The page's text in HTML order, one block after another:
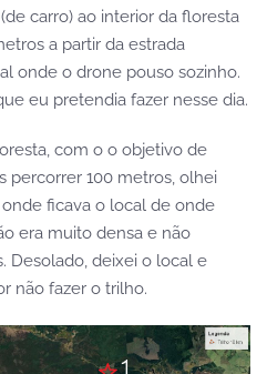
carro) ao interior da floresta
a partir da estrada
onde o drone pouso sozinho.
eu pretendia fazer nesse dia.
com o o objetivo de
percorrer 100 metros, olhei
onde ficava o local de onde
era muito densa e não
Desolado, deixei o local e
não fazer o trilho.